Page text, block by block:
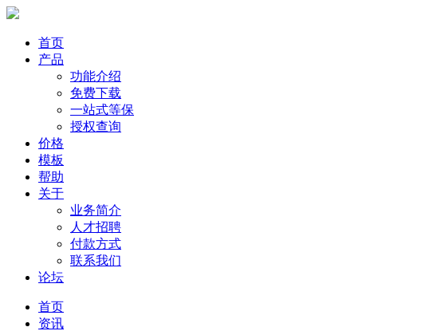
首页
产品
功能介绍
免费下载
一站式等保
授权查询
价格
模板
帮助
关于
业务简介
人才招聘
付款方式
联系我们
论坛
首页
资讯